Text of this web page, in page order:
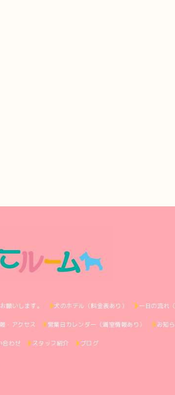
願いします。 犬のホテル（料金表あり） 一日の流れ
・アクセス 営業日カレンダー（満室情報あり） お知
合わせ スタッフ紹介 ブログ